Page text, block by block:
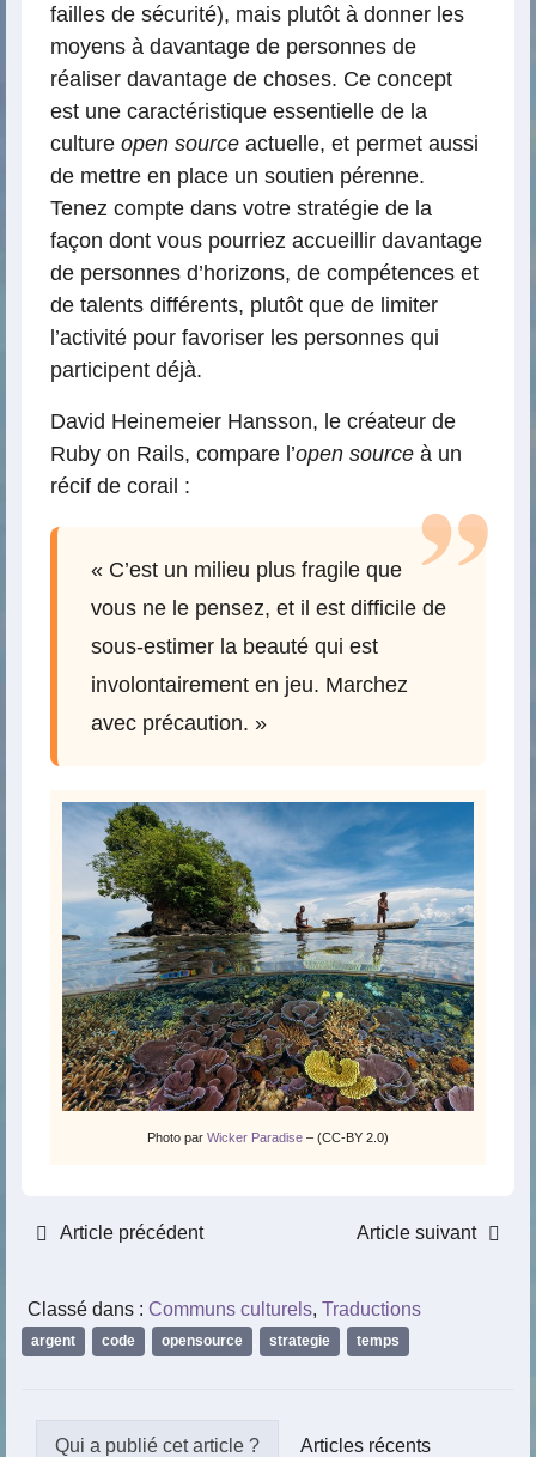
failles de sécurité), mais plutôt à donner les
moyens à davantage de personnes de
réaliser davantage de choses. Ce concept
est une caractéristique essentielle de la
culture open source actuelle, et permet aussi
de mettre en place un soutien pérenne.
Tenez compte dans votre stratégie de la
façon dont vous pourriez accueillir davantage
de personnes d’horizons, de compétences et
de talents différents, plutôt que de limiter
l’activité pour favoriser les personnes qui
participent déjà.
David Heinemeier Hansson, le créateur de
Ruby on Rails, compare l’open source à un
récif de corail :
« C’est un milieu plus fragile que
vous ne le pensez, et il est difficile de
sous-estimer la beauté qui est
involontairement en jeu. Marchez
avec précaution. »
Photo par Wicker Paradise – (CC-BY 2.0)
Article précédent Article suivant
Classé dans : Communs culturels, Traductions
argent code opensource strategie temps
Articles récents